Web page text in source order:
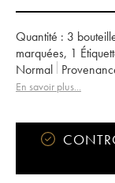
Quantité : 3
marquées, 1
Normal
Région :
Bourgogne
En savoir plus...